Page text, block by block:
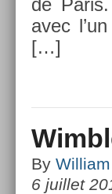
de
avec
[…]
By William
6 juillet